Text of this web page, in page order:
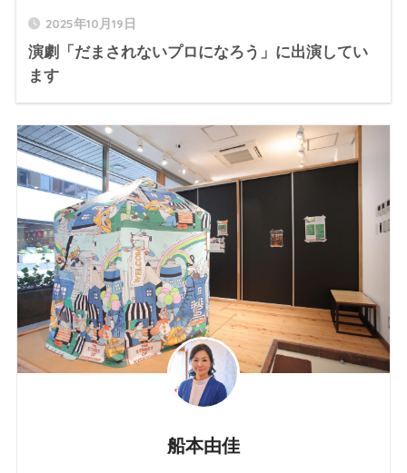
2025年10月19日
演劇「だまされないプロになろう」に出演してい
ます
船本由佳